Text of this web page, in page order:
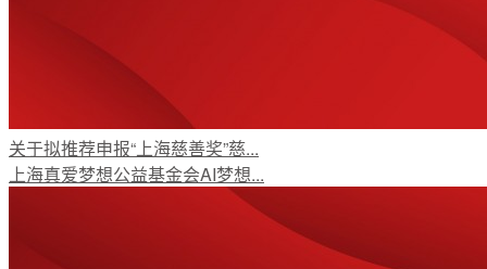
关于拟推荐申报“上海慈善奖”慈...
上海真爱梦想公益基金会AI梦想...